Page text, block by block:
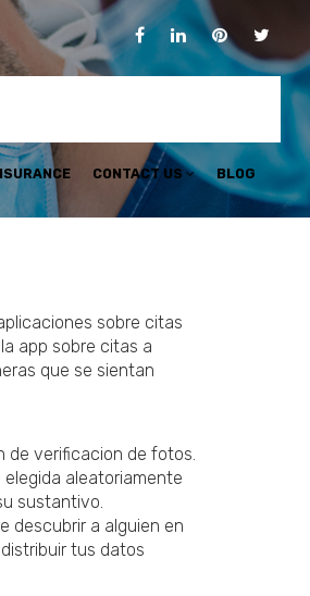
CONTACT US BLOG
sobre citas
app sobre citas a
que se sientan
de verificacion de fotos.
aleatoriamente
sustantivo.
descubrir a alguien en
tus datos